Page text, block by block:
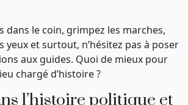
dans le coin, grimpez les marches,
yeux et surtout, n’hésitez pas à poser
aux guides. Quoi de mieux pour
chargé d’histoire ?
l’histoire politique et